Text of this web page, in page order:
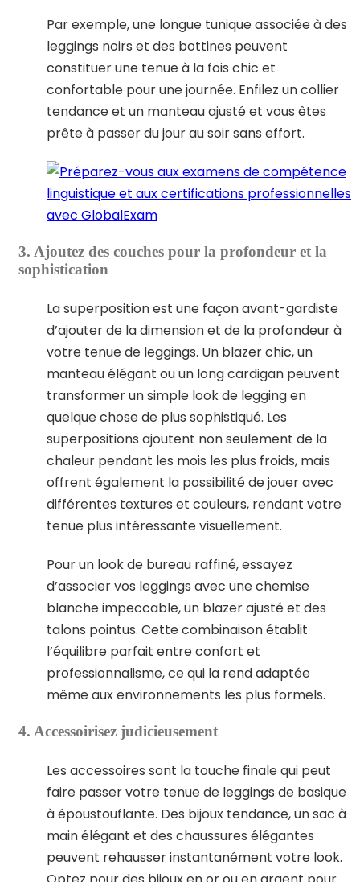
Par exemple, une longue tunique associée à des
leggings noirs et des bottines peuvent
constituer une tenue à la fois chic et
confortable pour une journée. Enfilez un collier
tendance et un manteau ajusté et vous êtes
prête à passer du jour au soir sans effort.
3. Ajoutez des couches pour la profondeur et la
sophistication
La superposition est une façon avant-gardiste
d’ajouter de la dimension et de la profondeur à
votre tenue de leggings. Un blazer chic, un
manteau élégant ou un long cardigan peuvent
transformer un simple look de legging en
quelque chose de plus sophistiqué. Les
superpositions ajoutent non seulement de la
chaleur pendant les mois les plus froids, mais
offrent également la possibilité de jouer avec
différentes textures et couleurs, rendant votre
tenue plus intéressante visuellement.
Pour un look de bureau raffiné, essayez
d’associer vos leggings avec une chemise
blanche impeccable, un blazer ajusté et des
talons pointus. Cette combinaison établit
l’équilibre parfait entre confort et
professionnalisme, ce qui la rend adaptée
même aux environnements les plus formels.
4. Accessoirisez judicieusement
Les accessoires sont la touche finale qui peut
faire passer votre tenue de leggings de basique
à époustouflante. Des bijoux tendance, un sac à
main élégant et des chaussures élégantes
peuvent rehausser instantanément votre look.